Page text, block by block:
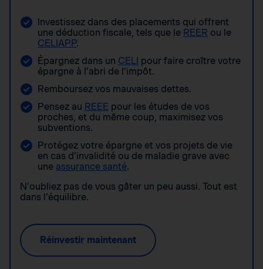
Investissez dans des placements qui offrent
une déduction fiscale, tels que le REER ou le
CELIAPP.
Épargnez dans un CELI pour faire croître votre
épargne à l’abri de l’impôt.
Remboursez vos mauvaises dettes.
Pensez au REEE pour les études de vos
proches, et du même coup, maximisez vos
subventions.
Protégez votre épargne et vos projets de vie
en cas d’invalidité ou de maladie grave avec
une assurance santé.
N’oubliez pas de vous gâter un peu aussi. Tout est
dans l’équilibre.
Réinvestir maintenant